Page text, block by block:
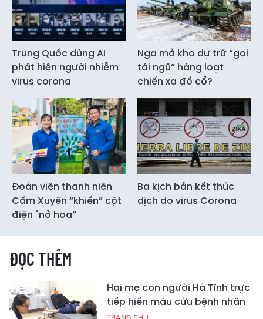
Trung Quốc dùng AI
phát hiện người nhiễm
virus corona
Nga mở kho dự trữ “gọi
tái ngũ” hàng loạt
chiến xa đồ cổ?
Đoàn viên thanh niên
Cẩm Xuyên “khiến” cột
điện "nở hoa”
Ba kịch bản kết thúc
dịch do virus Corona
ĐỌC THÊM
Hai mẹ con người Hà Tĩnh trực
tiếp hiến máu cứu bệnh nhân